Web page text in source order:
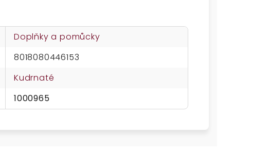
Doplňky a pomůcky
8018080446153
Kudrnaté
1000965